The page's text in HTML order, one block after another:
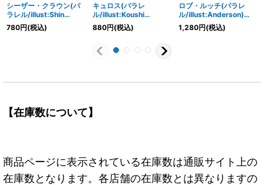
シーザー・クラウン(パ
ラレル/illust:Shin
Kashiwaguma)【L/P】
{OP10-002}
780円(税込)
キュロス(パラレ
ル/illust:Koushi
Rokushiro)【L/P】
{EB01-040}
880円(税込)
ロブ・ルッチ(パラレ
ル/illust:Anderson)
【L/P】{OP07-079}
1,280円(税込)
【在庫数について】
商品ページに表示されている在庫数は通販サイト上の
在庫数となります。各店舗の在庫数とは異なりますの